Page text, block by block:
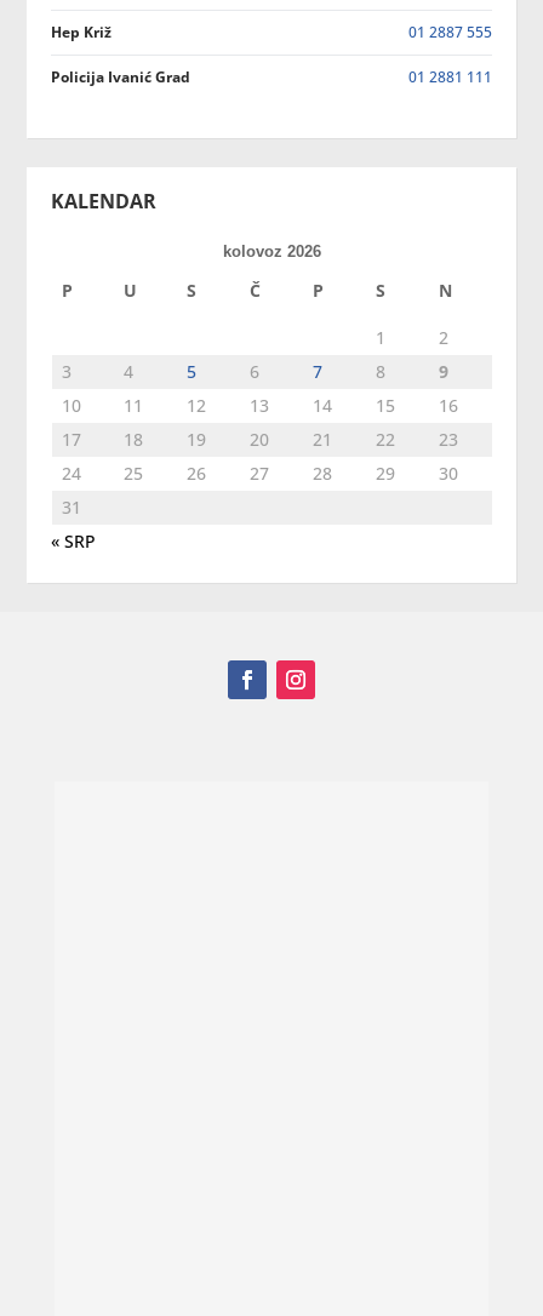
Hep Križ 01 2887 555
Policija Ivanić Grad 01 2881 111
KALENDAR
kolovoz 2026
P U S Č P S N
1
2
3
4 5 6 7 8
9
10
11 12 13 14 15
16
17
18 19 20 21 22
23
24
25 26 27 28 29
30
31
« SRP